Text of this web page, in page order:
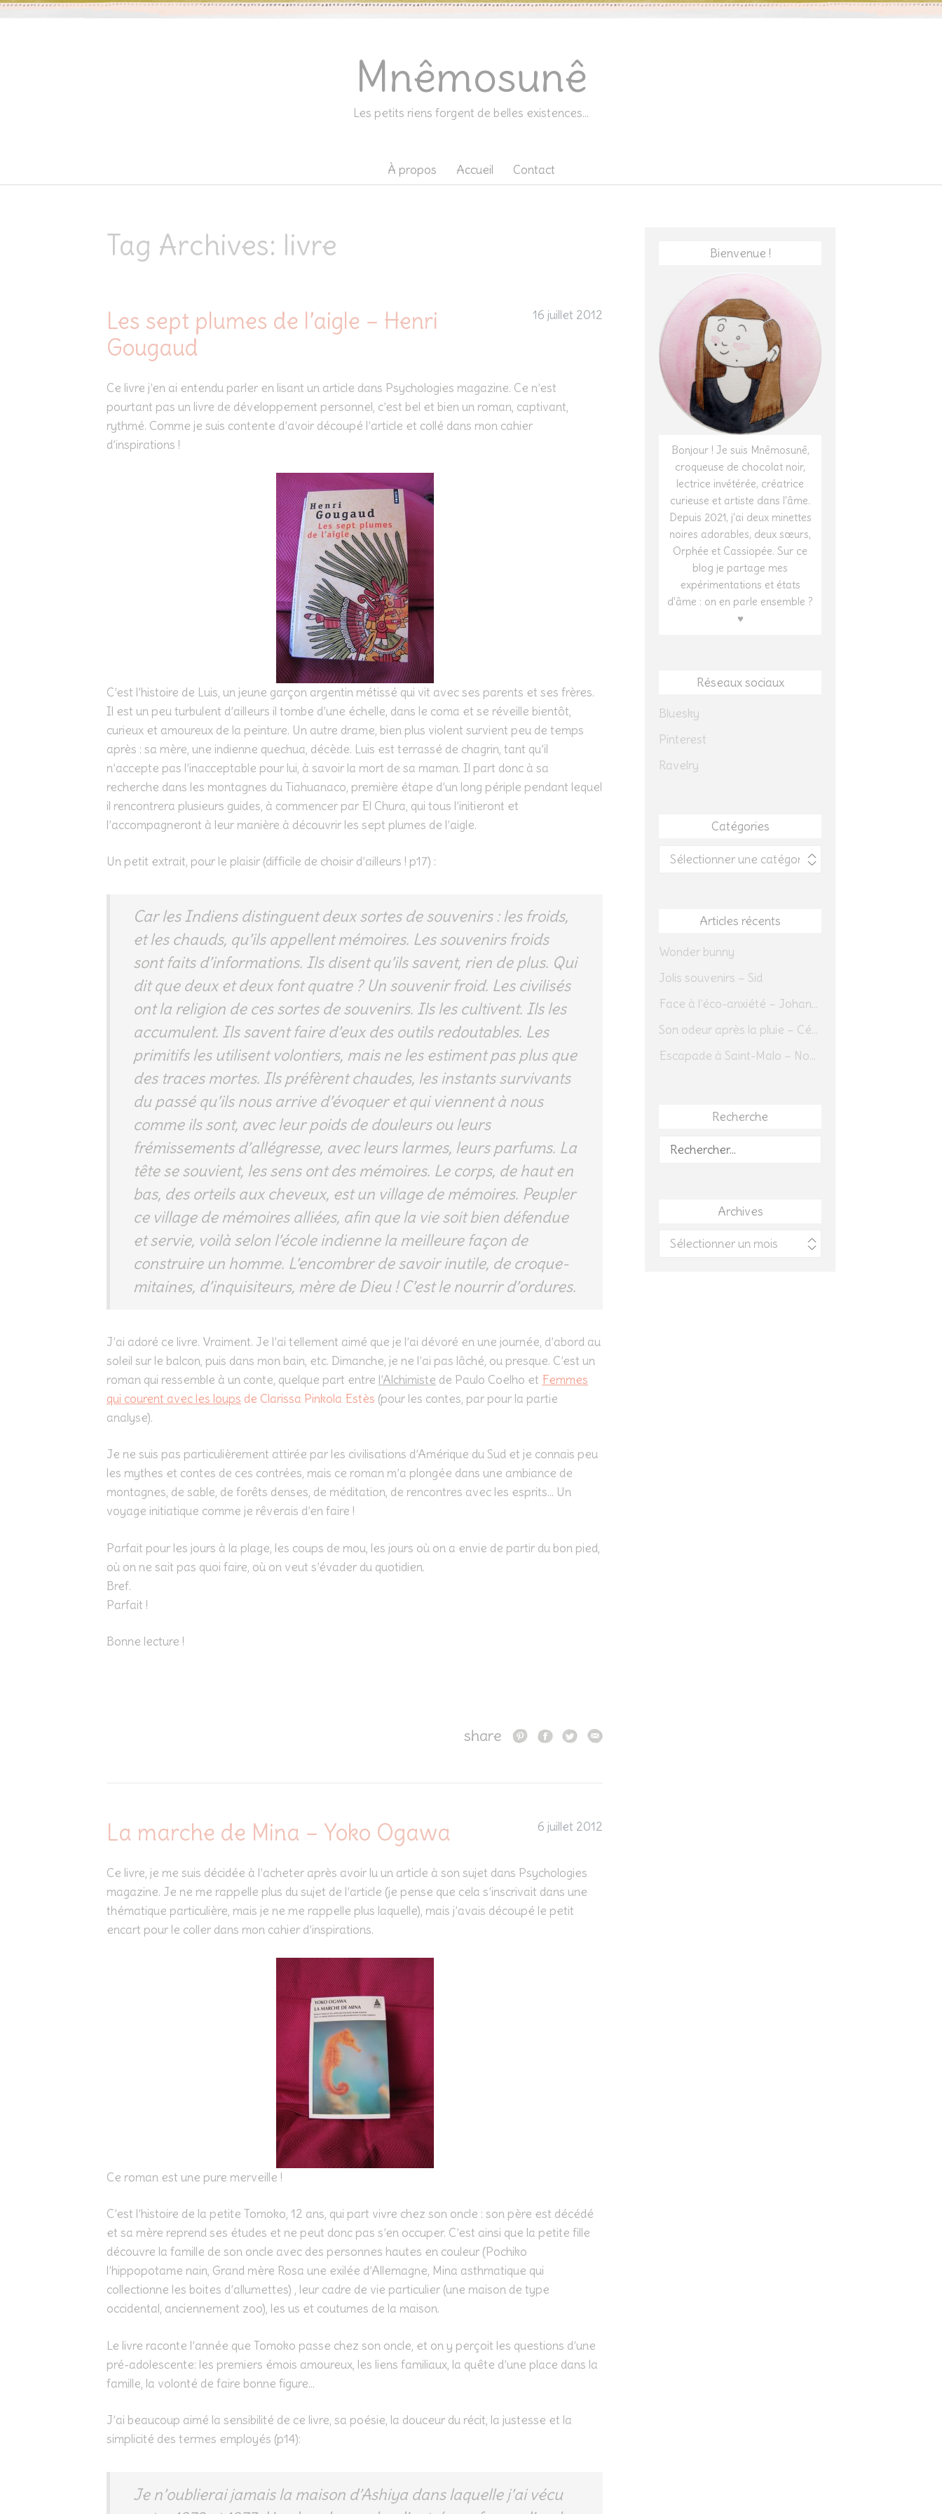
Mnêmosunê
Les petits riens forgent de belles existences…
À propos Accueil Contact
Tag Archives: livre
Les sept plumes de l’aigle – Henri
Gougaud
16 juillet 2012
Ce livre j’en ai entendu parler en lisant un article dans Psychologies magazine. Ce n’est
pourtant pas un livre de développement personnel, c’est bel et bien un roman, captivant,
rythmé. Comme je suis contente d’avoir découpé l’article et collé dans mon cahier
d’inspirations !
C’est l’histoire de Luis, un jeune garçon argentin métissé qui vit avec ses parents et ses frères.
Il est un peu turbulent d’ailleurs il tombe d’une échelle, dans le coma et se réveille bientôt,
curieux et amoureux de la peinture. Un autre drame, bien plus violent survient peu de temps
après : sa mère, une indienne quechua, décède. Luis est terrassé de chagrin, tant qu’il
n’accepte pas l’inacceptable pour lui, à savoir la mort de sa maman. Il part donc à sa
recherche dans les montagnes du Tiahuanaco, première étape d’un long périple pendant lequel
il rencontrera plusieurs guides, à commencer par El Chura, qui tous l’initieront et
l’accompagneront à leur manière à découvrir les sept plumes de l’aigle.
Un petit extrait, pour le plaisir (difficile de choisir d’ailleurs ! p17) :
Car les Indiens distinguent deux sortes de souvenirs : les froids,
et les chauds, qu’ils appellent mémoires. Les souvenirs froids
sont faits d’informations. Ils disent qu’ils savent, rien de plus. Qui
dit que deux et deux font quatre ? Un souvenir froid. Les civilisés
ont la religion de ces sortes de souvenirs. Ils les cultivent. Ils les
accumulent. Ils savent faire d’eux des outils redoutables. Les
primitifs les utilisent volontiers, mais ne les estiment pas plus que
des traces mortes. Ils préfèrent chaudes, les instants survivants
du passé qu’ils nous arrive d’évoquer et qui viennent à nous
comme ils sont, avec leur poids de douleurs ou leurs
frémissements d’allégresse, avec leurs larmes, leurs parfums. La
tête se souvient, les sens ont des mémoires. Le corps, de haut en
bas, des orteils aux cheveux, est un village de mémoires. Peupler
ce village de mémoires alliées, afin que la vie soit bien défendue
et servie, voilà selon l’école indienne la meilleure façon de
construire un homme. L’encombrer de savoir inutile, de croque-
mitaines, d’inquisiteurs, mère de Dieu ! C’est le nourrir d’ordures.
J’ai adoré ce livre. Vraiment. Je l’ai tellement aimé que je l’ai dévoré en une journée, d’abord au
soleil sur le balcon, puis dans mon bain, etc. Dimanche, je ne l’ai pas lâché, ou presque. C’est un
roman qui ressemble à un conte, quelque part entre l’Alchimiste de Paulo Coelho et Femmes
qui courent avec les loups de Clarissa Pinkola Estès (pour les contes, par pour la partie
analyse).
Je ne suis pas particulièrement attirée par les civilisations d’Amérique du Sud et je connais peu
les mythes et contes de ces contrées, mais ce roman m’a plongée dans une ambiance de
montagnes, de sable, de forêts denses, de méditation, de rencontres avec les esprits… Un
voyage initiatique comme je rêverais d’en faire !
Parfait pour les jours à la plage, les coups de mou, les jours où on a envie de partir du bon pied,
où on ne sait pas quoi faire, où on veut s’évader du quotidien.
Bref.
Parfait !
Bonne lecture !
share
La marche de Mina – Yoko Ogawa 6 juillet 2012
Ce livre, je me suis décidée à l’acheter après avoir lu un article à son sujet dans Psychologies
magazine. Je ne me rappelle plus du sujet de l’article (je pense que cela s’inscrivait dans une
thématique particulière, mais je ne me rappelle plus laquelle), mais j’avais découpé le petit
encart pour le coller dans mon cahier d’inspirations.
Ce roman est une pure merveille !
C’est l’histoire de la petite Tomoko, 12 ans, qui part vivre chez son oncle : son père est décédé
et sa mère reprend ses études et ne peut donc pas s’en occuper. C’est ainsi que la petite fille
découvre la famille de son oncle avec des personnes hautes en couleur (Pochiko
l’hippopotame nain, Grand mère Rosa une exilée d’Allemagne, Mina asthmatique qui
collectionne les boites d’allumettes) , leur cadre de vie particulier (une maison de type
occidental, anciennement zoo), les us et coutumes de la maison.
Le livre raconte l’année que Tomoko passe chez son oncle, et on y perçoit les questions d’une
pré-adolescente: les premiers émois amoureux, les liens familiaux, la quête d’une place dans la
famille, la volonté de faire bonne figure…
J’ai beaucoup aimé la sensibilité de ce livre, sa poésie, la douceur du récit, la justesse et la
simplicité des termes employés (p14):
Je n’oublierai jamais la maison d’Ashiya dans laquelle j’ai vécu
Bienvenue !
Bonjour ! Je suis Mnêmosunê,
croqueuse de chocolat noir,
lectrice invétérée, créatrice
curieuse et artiste dans l'âme.
Depuis 2021, j'ai deux minettes
noires adorables, deux sœurs,
Orphée et Cassiopée. Sur ce
blog je partage mes
expérimentations et états
d'âme : on en parle ensemble ?
♥
Réseaux sociaux
Bluesky
Pinterest
Ravelry
Catégories
Catégories
Articles récents
Wonder bunny
Jolis souvenirs – Sid
Face à l’éco-anxiété – Johannes Herrmann
Son odeur après la pluie – Cédric Sapin-Defour
Escapade à Saint-Malo – Novembre 2025 – Jour 1
Recherche
Rechercher :
Archives
Archives